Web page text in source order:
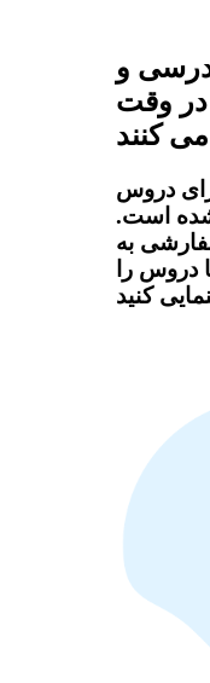
درسی و
در وقت
کنند
دروس
است.
به
را